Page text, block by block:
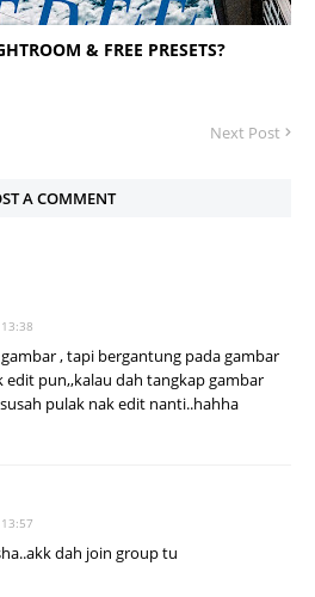
& FREE PRESETS?
Next Post
A COMMENT
, tapi bergantung pada gambar
edit pun,,kalau dah tangkap gambar
pulak nak edit nanti..hahha
dah join group tu